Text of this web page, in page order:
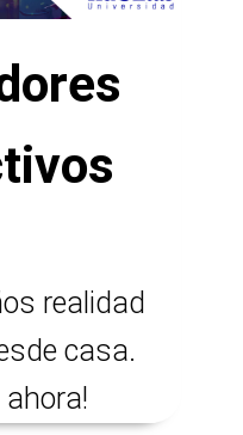
realidad
casa.
ahora!